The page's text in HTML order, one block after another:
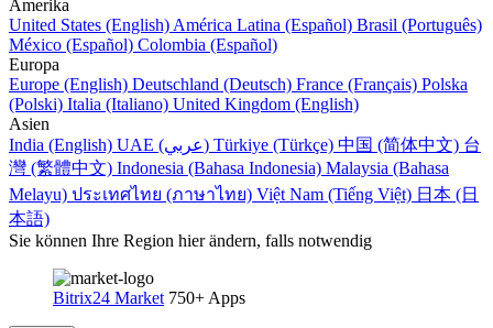
Amerika
United States (English) América Latina (Español) Brasil (Português)
México (Español) Colombia (Español)
Europa
Europe (English) Deutschland (Deutsch) France (Français) Polska
(Polski) Italia (Italiano) United Kingdom (English)
Asien
India (English)
UAE (عربي) Türkiye (Türkçe) 中国 (简体中文) 台
灣 (繁體中文) Indonesia (Bahasa Indonesia) Malaysia (Bahasa
Melayu) ประเทศไทย (ภาษาไทย) Việt Nam (Tiếng Việt) 日本 (日
本語)
Sie können Ihre Region hier ändern, falls notwendig
Bitrix24 Market 750+ Apps